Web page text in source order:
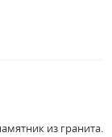
из гранита.